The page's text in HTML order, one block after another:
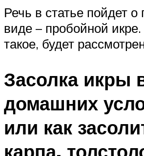
Речь в статье пойдет о
виде – пробойной икре.
такое, будет
Засолка икры
домашних
или как
карпа,